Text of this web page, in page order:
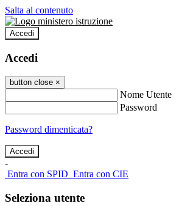
Salta al contenuto
Accedi
Accedi
button close ×
Nome Utente
Password
Password dimenticata?
-
Entra con SPID Entra con CIE
Seleziona utente